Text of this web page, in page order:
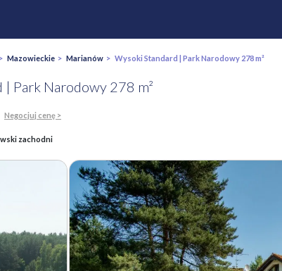
> Mazowieckie > Marianów > Wysoki Standard | Park Narodowy 278 m²
| Park Narodowy 278 m²
Negocjuj cenę >
zachodni